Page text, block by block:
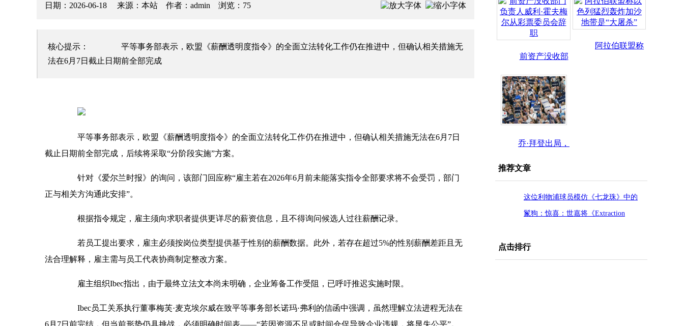
日期：2026-06-18 来源：本站 作者：admin 浏览： 75
核心提示： 平等事务部表示，欧盟《薪酬透明度指令》的全面立法转化工作仍在推进中，但确认相关措施无
法在6月7日截止日期前全部完成
平等事务部表示，欧盟《薪酬透明度指令》的全面立法转化工作仍在推进中，但确认相关措施无法在6月7日
截止日期前全部完成，后续将采取“分阶段实施”方案。
针对《爱尔兰时报》的询问，该部门回应称“雇主若在2026年6月前未能落实指令全部要求将不会受罚，部门
正与相关方沟通此安排”。
根据指令规定，雇主须向求职者提供更详尽的薪资信息，且不得询问候选人过往薪酬记录。
若员工提出要求，雇主必须按岗位类型提供基于性别的薪酬数据。此外，若存在超过5%的性别薪酬差距且无
法合理解释，雇主需与员工代表协商制定整改方案。
雇主组织Ibec指出，由于最终立法文本尚未明确，企业筹备工作受阻，已呼吁推迟实施时限。
Ibec员工关系执行董事梅芙·麦克埃尔威在致平等事务部长诺玛·弗利的信函中强调，虽然理解立法进程无法在
6月7日前完结，但当前形势仍具挑战，必须明确时间表——“若因资源不足或时间仓促导致企业违规，将显失公平”。
前资产没收部
阿拉伯联盟称
乔·拜登出局，
推荐文章
这位利物浦球员模仿《七龙珠》中的
著名技巧庆祝进球!
鬣狗：惊喜：世嘉将《Extraction
点击排行